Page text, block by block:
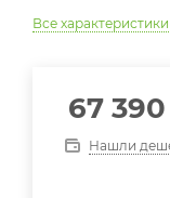
Все характеристики
67 390
Нашли